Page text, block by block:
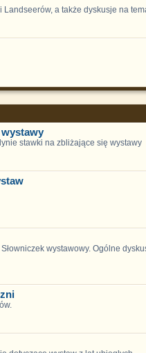
a także dyskusje na
stawki na zbliżające się wystawy
wystawowy. Ogólne